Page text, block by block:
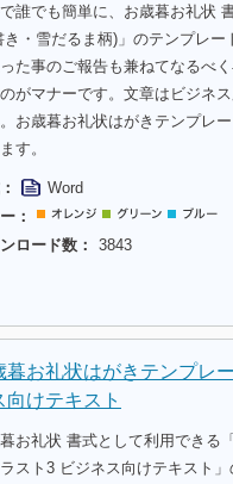
誰でも簡単に、お歳暮お礼状
き・雪だるま柄)」のテンプレ
た事のご報告も兼ねてなるべ
がマナーです。文章はビジネ
お歳暮お礼状はがきテンプレ
す。
Word
：
ロード数：
3843
暮お礼状はがきテンプレ
向けテキスト
お礼状 書式として利用できる
スト3 ビジネス向けテキスト